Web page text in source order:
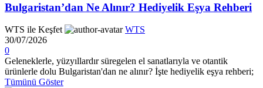
Bulgaristan’dan Ne Alınır? Hediyelik Eşya Rehberi
WTS ile Keşfet
WTS
30/07/2026
0
Geleneklerle, yüzyıllardır süregelen el sanatlarıyla ve otantik
ürünlerle dolu Bulgaristan'dan ne alınır? İşte hediyelik eşya rehberi;
Tümünü Göster